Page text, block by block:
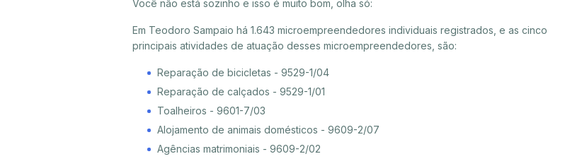
Você não está sozinho e isso é muito bom, olha só:
Em Teodoro Sampaio há 1.643 microempreendedores individuais registrados, e as cinco
principais atividades de atuação desses microempreendedores, são:
Reparação de bicicletas - 9529-1/04
Reparação de calçados - 9529-1/01
Toalheiros - 9601-7/03
Alojamento de animais domésticos - 9609-2/07
Agências matrimoniais - 9609-2/02